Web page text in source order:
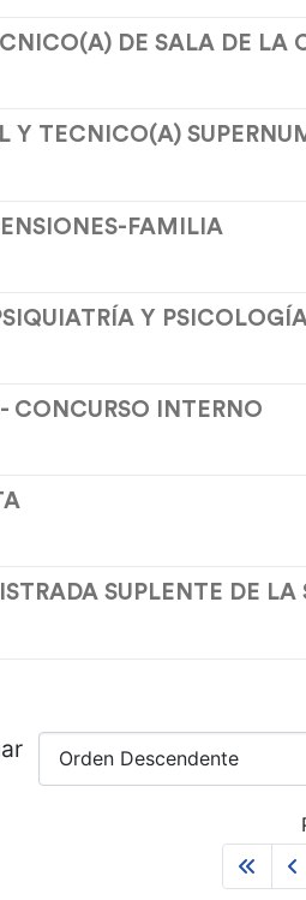
DE SALA DE LA
TECNICO(A)
FAMILIA
Y
CONCURSO INTERNO
SUPLENTE DE LA